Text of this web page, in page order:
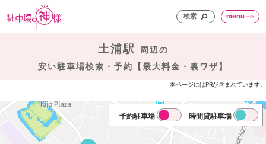
検索 menu
土浦駅
周辺の
安い駐車場検索・予約【最大料金・裏ワザ】
本ページにはPRが含まれています。
予約駐車場 時間貸駐車場